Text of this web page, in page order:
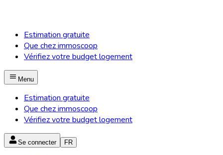
Estimation gratuite
Que chez immoscoop
Vérifiez votre budget logement
Menu
Estimation gratuite
Que chez immoscoop
Vérifiez votre budget logement
Se connecter FR